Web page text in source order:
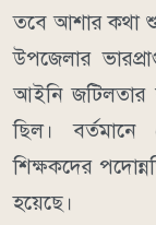
তবে আশার কথা
উপজেলার
আইনি জটিলতার
ছিল।
শিক্ষকদের
হয়েছে।